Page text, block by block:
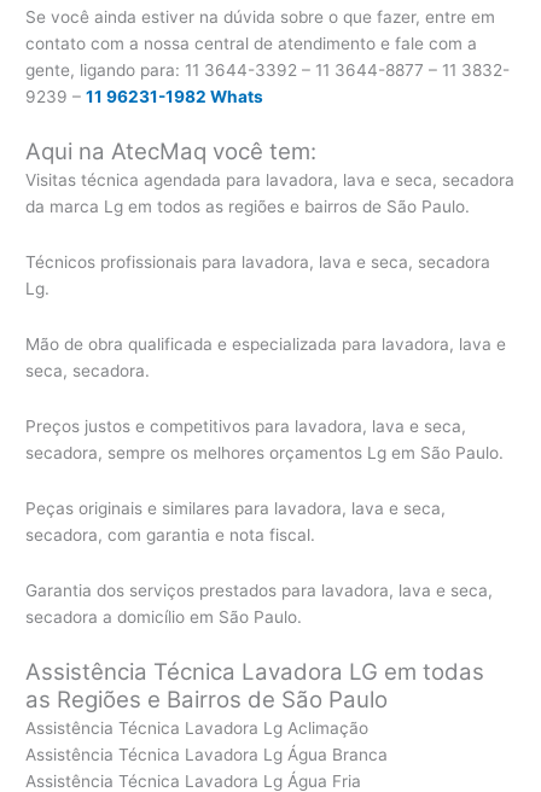
Se você ainda estiver na dúvida sobre o que fazer, entre em
contato com a nossa central de atendimento e fale com a
gente, ligando para: 11 3644-3392 – 11 3644-8877 – 11 3832-
9239 –11 96231-1982 Whats
Aqui na AtecMaq você tem:
Visitas técnica agendada para lavadora, lava e seca, secadora
da marca Lg em todos as regiões e bairros de São Paulo.
Técnicos profissionais para lavadora, lava e seca, secadora
Lg.
Mão de obra qualificada e especializada para lavadora, lava e
seca, secadora.
Preços justos e competitivos para lavadora, lava e seca,
secadora, sempre os melhores orçamentos Lg em São Paulo.
Peças originais e similares para lavadora, lava e seca,
secadora, com garantia e nota fiscal.
Garantia dos serviços prestados para lavadora, lava e seca,
secadora a domicílio em São Paulo.
Assistência Técnica Lavadora LG em todas
as Regiões e Bairros de São Paulo
Assistência Técnica Lavadora Lg Aclimação
Assistência Técnica Lavadora Lg Água Branca
Assistência Técnica Lavadora Lg Água Fria